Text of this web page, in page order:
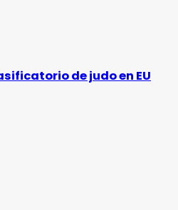
de judo en EU